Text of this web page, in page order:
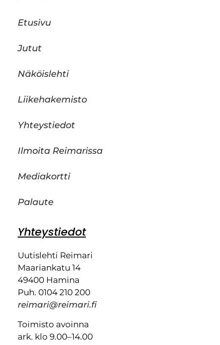
Etusivu
Jutut
Näköislehti
Liikehakemisto
Yhteystiedot
Ilmoita Reimarissa
Mediakortti
Palaute
Yhteystiedot
Uutislehti Reimari
Maariankatu 14
49400 Hamina
Puh. 0104 210 200
reimari@reimari.fi
Toimisto avoinna
ark. klo 9.00–14.00